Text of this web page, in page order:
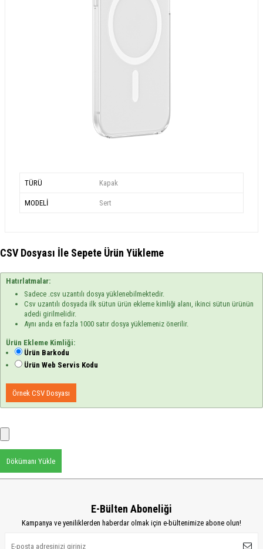
TÜRÜ Kapak
MODELİ Sert
CSV Dosyası İle Sepete Ürün Yükleme
Hatırlatmalar:
Sadece .csv uzantılı dosya yüklenebilmektedir.
Csv uzantılı dosyada ilk sütun ürün ekleme kimliği alanı, ikinci sütun ürünün
adedi girilmelidir.
Aynı anda en fazla 1000 satır dosya yüklemeniz önerilir.
Ürün Ekleme Kimliği:
Ürün Barkodu
Ürün Web Servis Kodu
Örnek CSV Dosyası
Dökümanı Yükle
E-Bülten Aboneliği
Kampanya ve yeniliklerden haberdar olmak için e-bültenimize abone olun!